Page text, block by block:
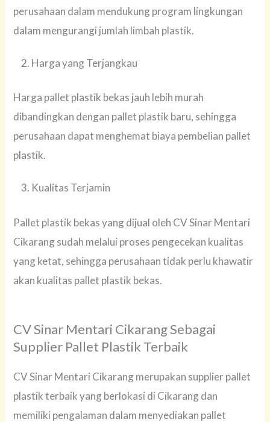
perusahaan dalam mendukung program lingkungan
dalam mengurangi jumlah limbah plastik.
Harga yang Terjangkau
Harga pallet plastik bekas jauh lebih murah
dibandingkan dengan pallet plastik baru, sehingga
perusahaan dapat menghemat biaya pembelian pallet
plastik.
Kualitas Terjamin
Pallet plastik bekas yang dijual oleh CV Sinar Mentari
Cikarang sudah melalui proses pengecekan kualitas
yang ketat, sehingga perusahaan tidak perlu khawatir
akan kualitas pallet plastik bekas.
CV Sinar Mentari Cikarang Sebagai
Supplier Pallet Plastik Terbaik
CV Sinar Mentari Cikarang merupakan supplier pallet
plastik terbaik yang berlokasi di Cikarang dan
memiliki pengalaman dalam menyediakan pallet